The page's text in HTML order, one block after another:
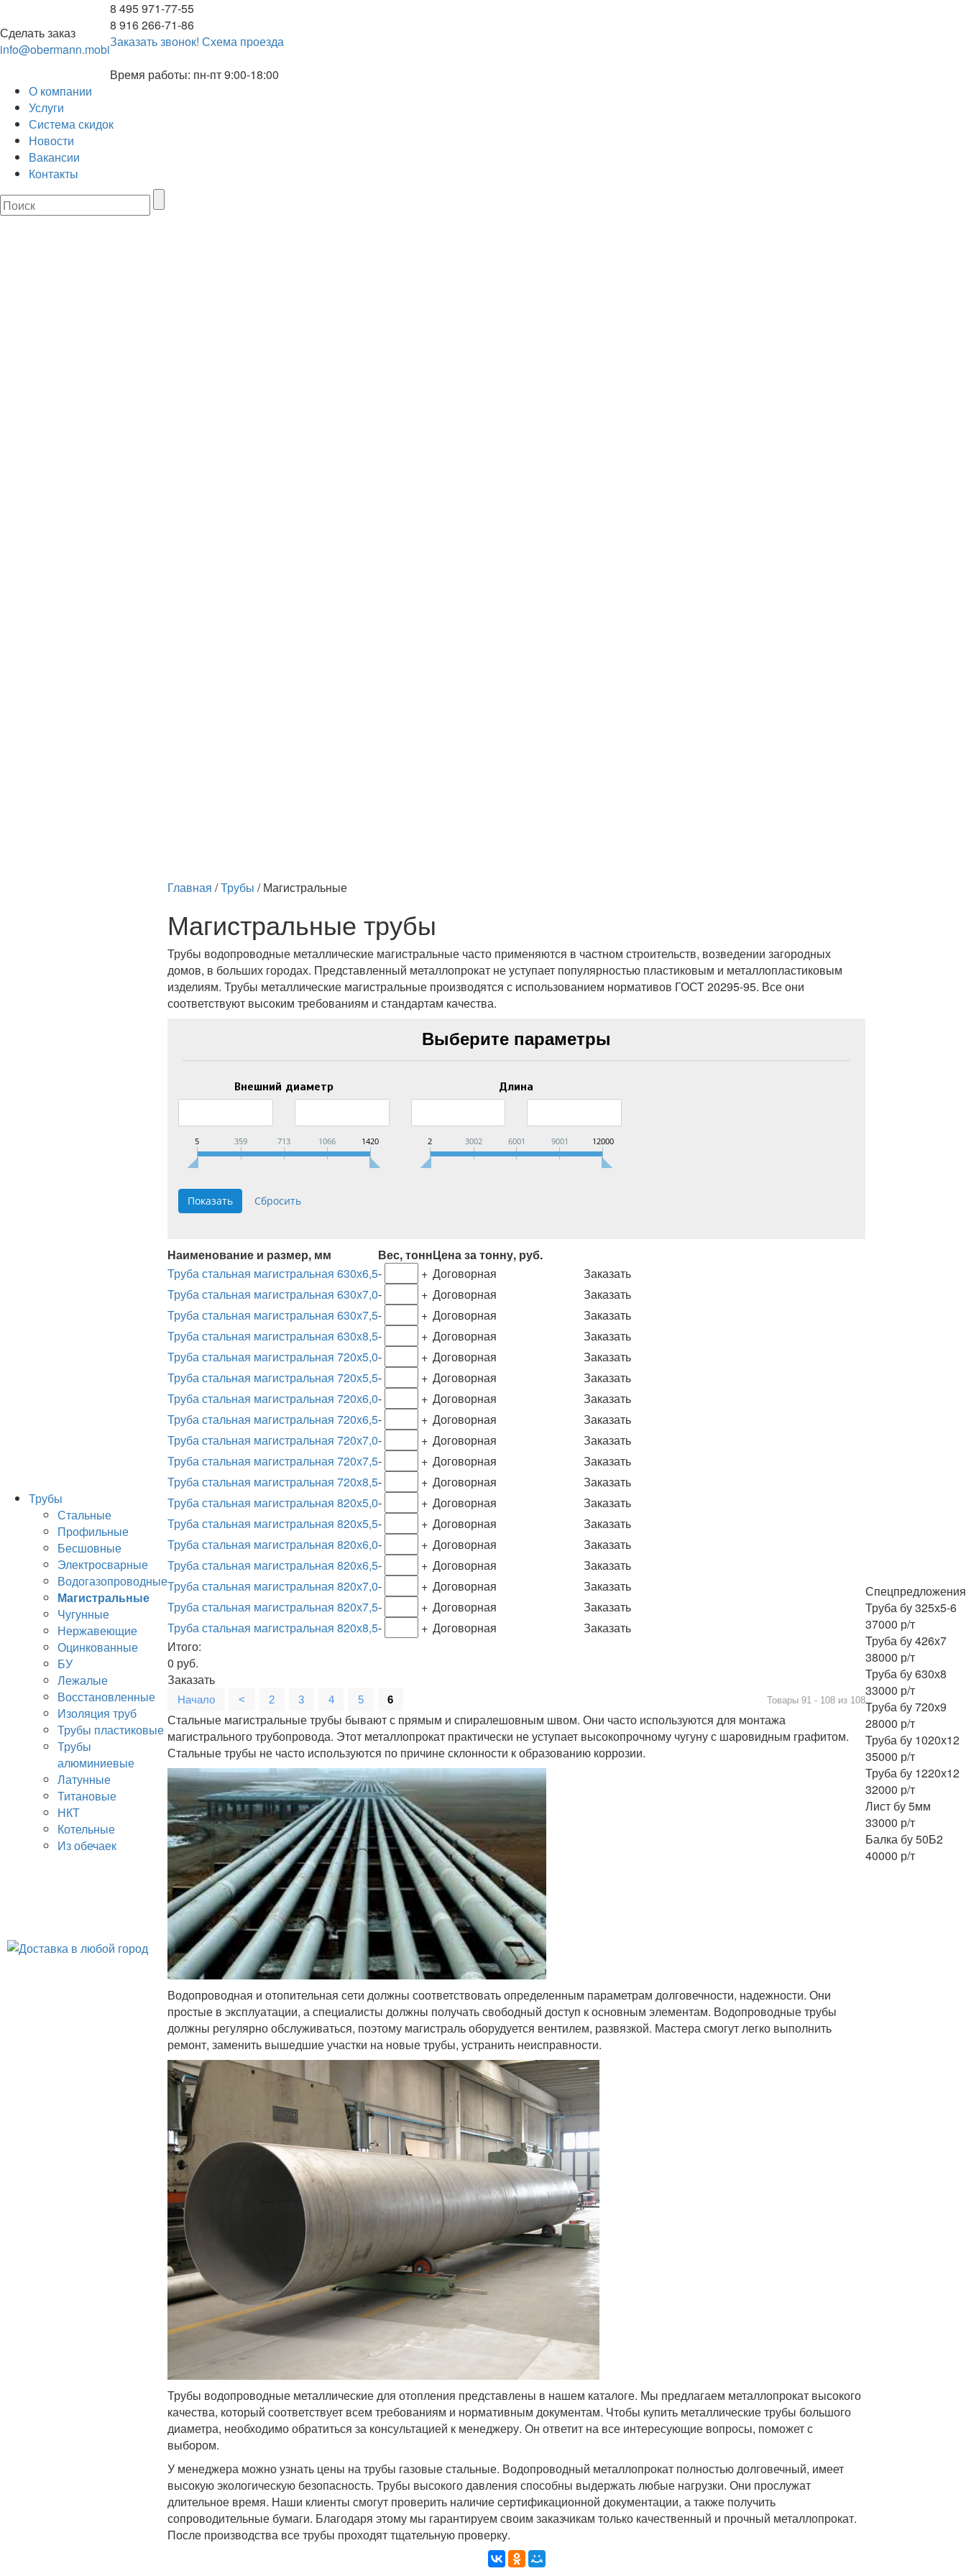
Сделать заказ
info@obermann.mobi
8 495 971-77-55
8 916 266-71-86
Заказать звонок! Схема проезда
Время работы: пн-пт 9:00-18:00
О компании
Услуги
Система скидок
Новости
Вакансии
Контакты
Трубы
Стальные
Профильные
Бесшовные
Электросварные
Водогазопроводные
Магистральные
Чугунные
Нержавеющие
Оцинкованные
БУ
Лежалые
Восстановленные
Изоляция труб
Трубы пластиковые
Трубы
алюминиевые
Латунные
Титановые
НКТ
Котельные
Из обечаек
Главная /Трубы /Магистральные
Магистральные трубы
Трубы водопроводные металлические магистральные часто применяются в частном строительств, возведении загородных
домов, в больших городах. Представленный металлопрокат не уступает популярностью пластиковым и металлопластиковым
изделиям. Трубы металлические магистральные производятся с использованием нормативов ГОСТ 20295-95. Все они
соответствуют высоким требованиям и стандартам качества.
Выберите параметры
Внешний диаметр
5 359 713 1066 1420
Длина
2 3002 6001 9001 12000
Наименование и размер, мм Вес, тоннЦена за тонну, руб.
Труба стальная магистральная 630х6,5- + Договорная
Заказать
Труба стальная магистральная 630х7,0- + Договорная
Заказать
Труба стальная магистральная 630х7,5- + Договорная
Заказать
Труба стальная магистральная 630х8,5- + Договорная
Заказать
Труба стальная магистральная 720х5,0- + Договорная
Заказать
Труба стальная магистральная 720х5,5- + Договорная
Заказать
Труба стальная магистральная 720х6,0- + Договорная
Заказать
Труба стальная магистральная 720х6,5- + Договорная
Заказать
Труба стальная магистральная 720х7,0- + Договорная
Заказать
Труба стальная магистральная 720х7,5- + Договорная
Заказать
Труба стальная магистральная 720х8,5- + Договорная
Заказать
Труба стальная магистральная 820х5,0- + Договорная
Заказать
Труба стальная магистральная 820х5,5- + Договорная
Заказать
Труба стальная магистральная 820х6,0- + Договорная
Заказать
Труба стальная магистральная 820х6,5- + Договорная
Заказать
Труба стальная магистральная 820х7,0- + Договорная
Заказать
Труба стальная магистральная 820х7,5- + Договорная
Заказать
Труба стальная магистральная 820х8,5- + Договорная
Заказать
Итого:
0 руб.
Заказать
Товары 91 - 108 из 108
Начало < 2 3 4 5 6
Стальные магистральные трубы бывают с прямым и спиралешовным швом. Они часто используются для монтажа
магистрального трубопровода. Этот металлопрокат практически не уступает высокопрочному чугуну с шаровидным графитом.
Стальные трубы не часто используются по причине склонности к образованию коррозии.
Водопроводная и отопительная сети должны соответствовать определенным параметрам долговечности, надежности. Они
простые в эксплуатации, а специалисты должны получать свободный доступ к основным элементам. Водопроводные трубы
должны регулярно обслуживаться, поэтому магистраль оборудуется вентилем, развязкой. Мастера смогут легко выполнить
ремонт, заменить вышедшие участки на новые трубы, устранить неисправности.
Трубы водопроводные металлические для отопления представлены в нашем каталоге. Мы предлагаем металлопрокат высокого
качества, который соответствует всем требованиям и нормативным документам. Чтобы купить металлические трубы большого
диаметра, необходимо обратиться за консультацией к менеджеру. Он ответит на все интересующие вопросы, поможет с
выбором.
У менеджера можно узнать цены на трубы газовые стальные. Водопроводный металлопрокат полностью долговечный, имеет
высокую экологическую безопасность. Трубы высокого давления способны выдержать любые нагрузки. Они прослужат
длительное время. Наши клиенты смогут проверить наличие сертификационной документации, а также получить
сопроводительные бумаги. Благодаря этому мы гарантируем своим заказчикам только качественный и прочный металлопрокат.
После производства все трубы проходят тщательную проверку.
Спецпредложения
Труба бу 1020х12
35000 р/т
Труба бу 1220х12
32000 р/т
Лист бу 5мм
33000 р/т
Балка бу 50Б2
40000 р/т